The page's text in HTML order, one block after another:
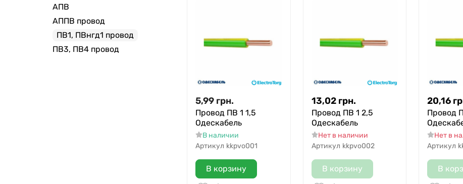
АПВ
АППВ провод
ПВ1, ПВнгд1 провод
ПВ3, ПВ4 провод
5,99 грн.
Провод ПВ 1 1,5
Одескабель
В наличии
Артикул kkpvo001
В корзину
13,02 грн.
Провод ПВ 1 2,5
Одескабель
Нет в наличии
Артикул kkpvo002
В корзину
20,16
Провод
Нет в
Артикул
В